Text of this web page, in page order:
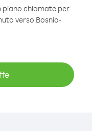
chiamate per
verso Bosnia-